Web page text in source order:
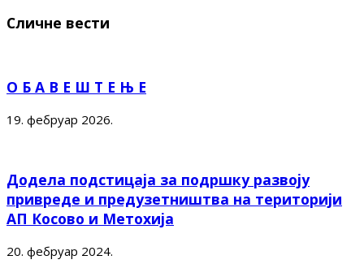
Сличне вести
О Б А В Е Ш Т Е Њ Е
19. фебруар 2026.
Додела подстицаја за подршку развоју
привреде и предузетништва на територији
АП Косово и Метохија
20. фебруар 2024.